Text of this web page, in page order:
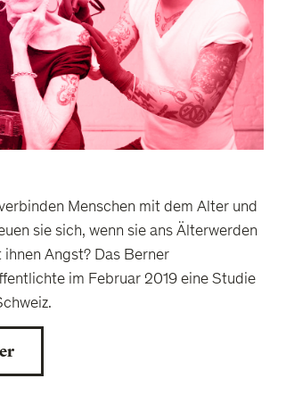
Menschen mit dem Alter und
sie sich, wenn sie ans Älterwerden
Angst? Das Berner
im Februar 2019 eine Studie